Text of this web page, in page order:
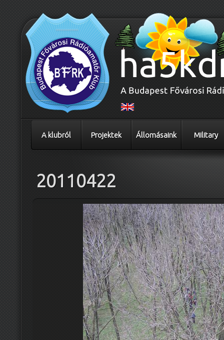
A klubról Projektek Állomásaink Military
20110422